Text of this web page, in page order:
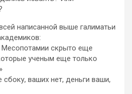
написанной выше галиматьи
Месопотамии скрыто еще
ученым еще только
сбоку, ваших нет, деньги ваши,